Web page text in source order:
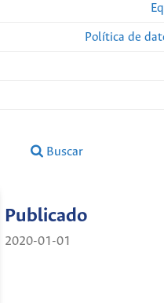
Política de
Buscar
Publicado
2020-01-01